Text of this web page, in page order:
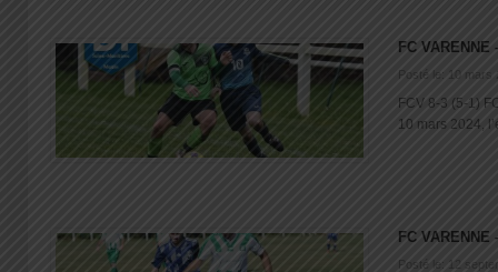
FC
Posté le: 10 mars
FCV 8-3 (5-1)
10 mars 2024,
FC
Posté le: 12